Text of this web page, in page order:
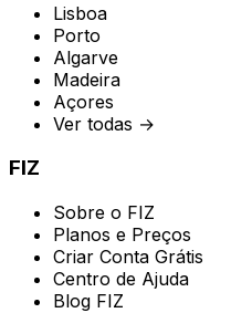
Lisboa
Porto
Algarve
Madeira
Açores
Ver todas →
FIZ
Sobre o FIZ
Planos e Preços
Criar Conta Grátis
Centro de Ajuda
Blog FIZ